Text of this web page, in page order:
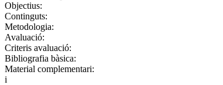
Objectius:
Continguts:
Metodologia:
Avaluació:
Criteris avaluació:
Bibliografia bàsica:
Material complementari:
i